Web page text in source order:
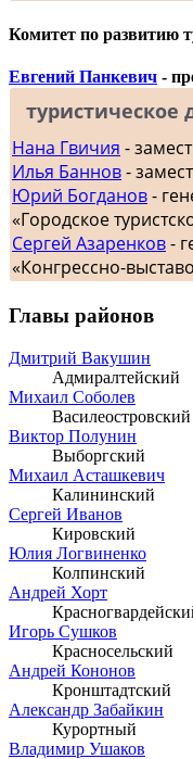
Комитет по развитию
Евгений Панкевич -
туристическое
Нана Гвичия -
Илья Баннов-
Юрий Богданов-
«Городское
Сергей Азаренков-
«Конгрессно-
Главы районов
Дмитрий Вакушин
Адмиралтейский
Михаил Соболев
Василеостровский
Виктор Полунин
Выборгский
Михаил Асташкевич
Калининский
Сергей Иванов
Кировский
Юлия Логвиненко
Колпинский
Андрей Хорт
Игорь Сушков
Красносельский
Андрей Кононов
Кронштадтский
Александр Забайкин
Курортный
Владимир Ушаков